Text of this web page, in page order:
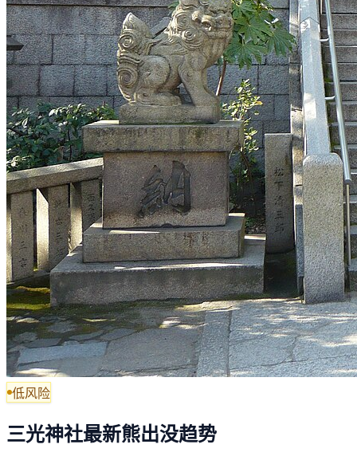
低风险
三光神社最新熊出没趋势